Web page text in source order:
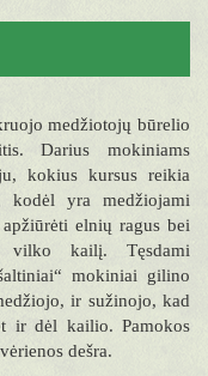
medžiotojų būrelio
Darius mokiniams
kokius kursus reikia
kodėl yra medžiojami
elnių ragus bei
vilko kailį. Tęsdami
mokiniai gilino
ir sužinojo, kad
ir dėl kailio. Pamokos
dešra.